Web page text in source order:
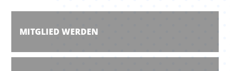
MITGLIED WERDEN